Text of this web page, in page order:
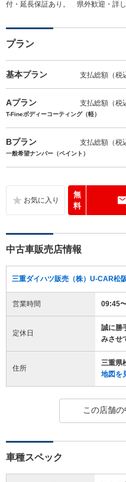
付・延長保証あり。 県外歓迎・詳
プラン
基本プラン 支払総額（税
Aプラン 支払総額（税
T-Fineボディーコーティング（軽）
Bプラン 支払総額（税
一般希望ナンバー（ペイント）
無
料
中古車販売店情報
三重ダイハツ販売（株）U-CAR松
営業時間 09:45
定休日
誠に勝
みさせ
住所
三重県
地図を
この店舗
車種スペック